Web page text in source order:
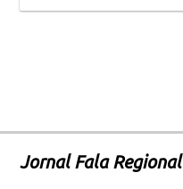
Jornal Fala Regional